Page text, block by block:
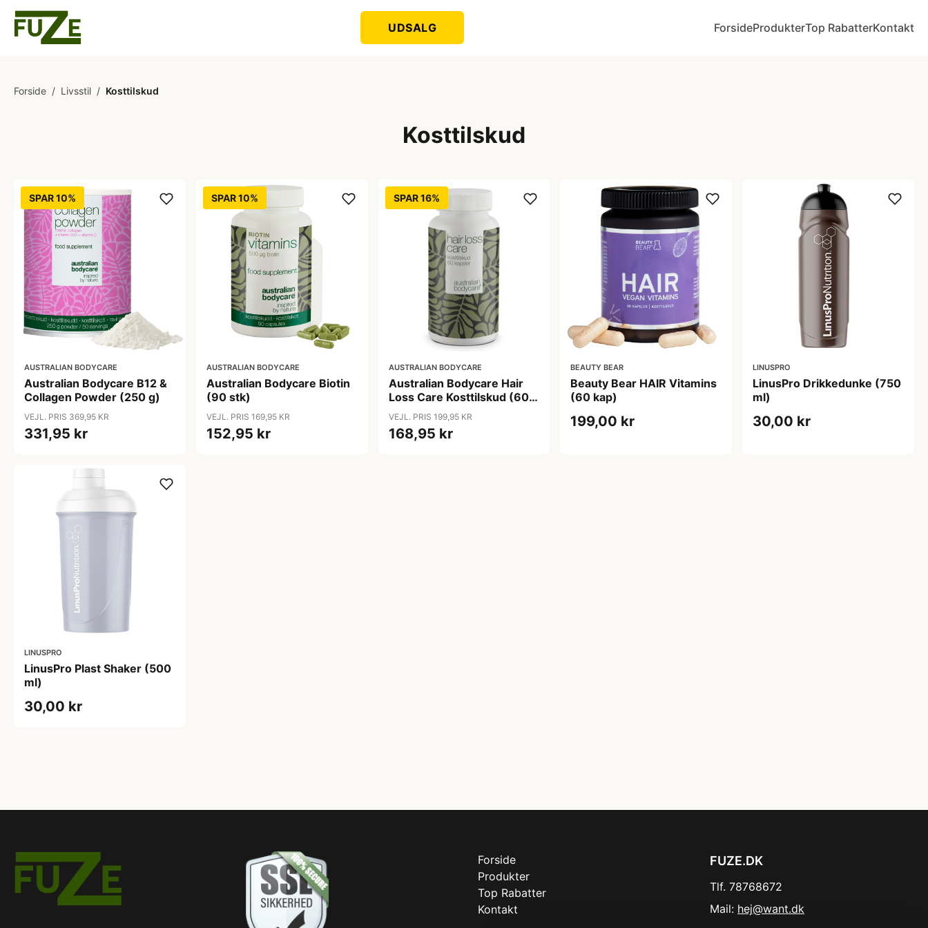
UDSALG ForsideProdukterTop RabatterKontakt
Forside / Livsstil / Kosttilskud
Kosttilskud
SPAR 10%
AUSTRALIAN BODYCARE
Australian Bodycare B12 &
Collagen Powder (250 g)
VEJL. PRIS 369,95 KR
331,95 kr
SPAR 10%
AUSTRALIAN BODYCARE
Australian Bodycare Biotin
(90 stk)
VEJL. PRIS 169,95 KR
152,95 kr
SPAR 16%
AUSTRALIAN BODYCARE
Australian Bodycare Hair
Loss Care Kosttilskud (60
kap)
VEJL. PRIS 199,95 KR
168,95 kr
BEAUTY BEAR
Beauty Bear HAIR Vitamins
(60 kap)
199,00 kr
LINUSPRO
LinusPro Drikkedunke (750
ml)
30,00 kr
LINUSPRO
LinusPro Plast Shaker (500
ml)
30,00 kr
Forside
Produkter
Top Rabatter
Kontakt
FUZE.DK
Tlf. 78768672
Mail: hej@want.dk